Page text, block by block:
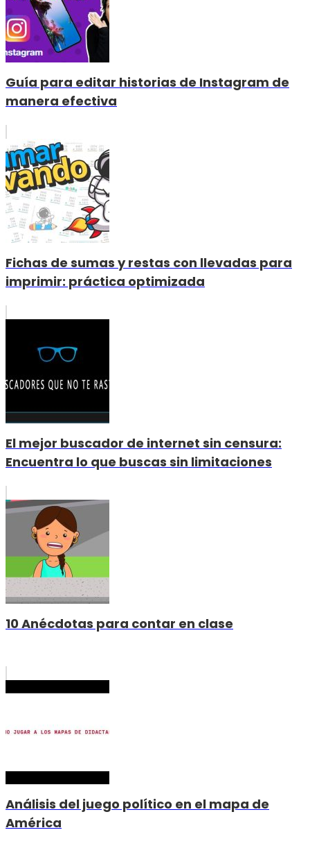
Guía para editar historias de Instagram de
manera efectiva
Fichas de sumas y restas con llevadas para
imprimir: práctica optimizada
El mejor buscador de internet sin censura:
Encuentra lo que buscas sin limitaciones
10 Anécdotas para contar en clase
Análisis del juego político en el mapa de
América